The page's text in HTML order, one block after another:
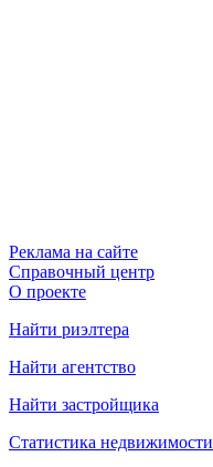
Реклама на сайте
Справочный центр
О проекте
Найти риэлтера
Найти агентство
Найти застройщика
Статистика недвижимости